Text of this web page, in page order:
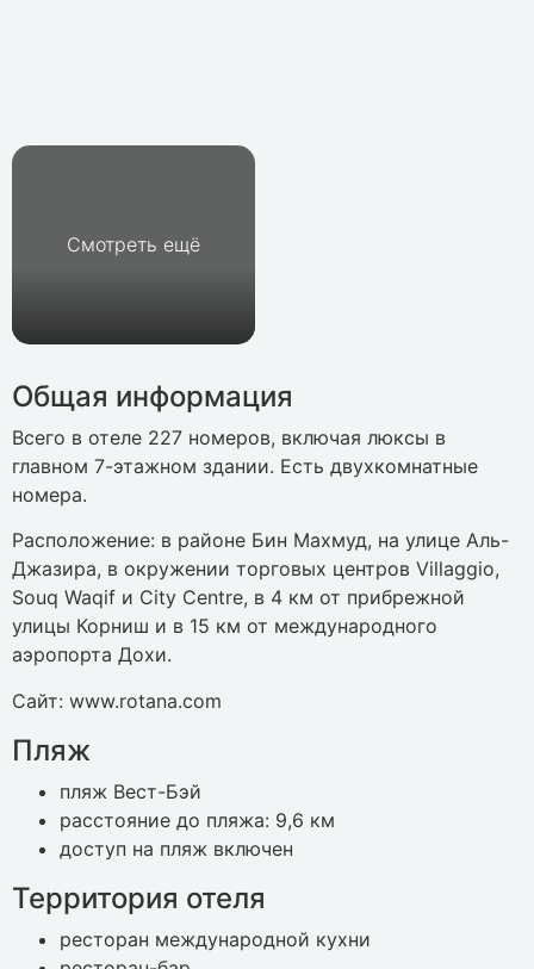
Смотреть ещё
Общая информация
Всего в отеле 227 номеров, включая люксы в
главном 7-этажном здании. Есть двухкомнатные
номера.
Расположение: в районе Бин Махмуд, на улице Аль-
Джазира, в окружении торговых центров Villaggio,
Souq Waqif и City Centre, в 4 км от прибрежной
улицы Корниш и в 15 км от международного
аэропорта Дохи.
Сайт: www.rotana.com
Пляж
пляж Вест-Бэй
расстояние до пляжа: 9,6 км
доступ на пляж включен
Территория отеля
ресторан международной кухни